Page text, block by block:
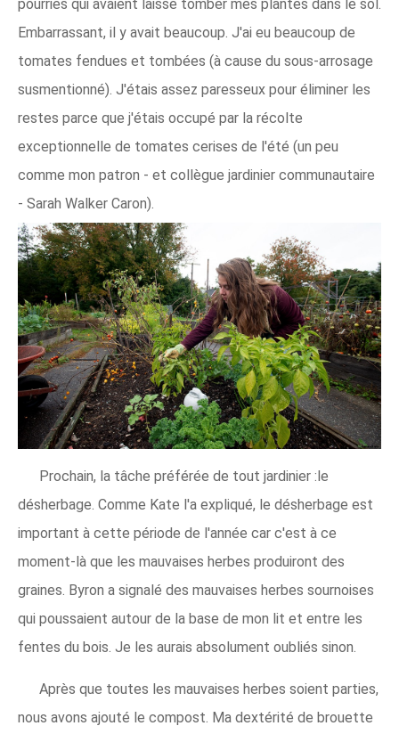
pourries qui avaient laissé tomber mes plantes dans le sol.
Embarrassant, il y avait beaucoup. J'ai eu beaucoup de
tomates fendues et tombées (à cause du sous-arrosage
susmentionné). J'étais assez paresseux pour éliminer les
restes parce que j'étais occupé par la récolte
exceptionnelle de tomates cerises de l'été (un peu
comme mon patron - et collègue jardinier communautaire
- Sarah Walker Caron).
Prochain, la tâche préférée de tout jardinier :le
désherbage. Comme Kate l'a expliqué, le désherbage est
important à cette période de l'année car c'est à ce
moment-là que les mauvaises herbes produiront des
graines. Byron a signalé des mauvaises herbes sournoises
qui poussaient autour de la base de mon lit et entre les
fentes du bois. Je les aurais absolument oubliés sinon.
Après que toutes les mauvaises herbes soient parties,
nous avons ajouté le compost. Ma dextérité de brouette